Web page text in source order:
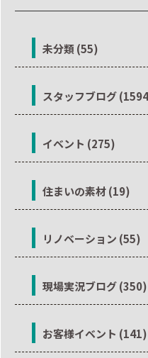
未分類 (55)
スタッフブログ
イベント (275)
住まいの素材 (19)
リノベーション (55)
現場実況ブログ (350)
お客様イベント (141)